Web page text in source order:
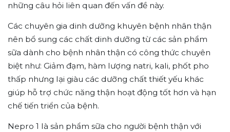
những câu hỏi liên quan đến vấn đề này.
Các chuyên gia dinh dưỡng khuyên bệnh nhân thận
nên bổ sung các chất dinh dưỡng từ các sản phẩm
sữa dành cho bệnh nhân thận có công thức chuyên
biệt như: Giảm đạm, hàm lượng natri, kali, phốt pho
thấp nhưng lại giàu các dưỡng chất thiết yếu khác
giúp hỗ trợ chức năng thận hoạt động tốt hơn và hạn
chế tiến triển của bệnh.
Nepro 1 là sản phẩm sữa cho người bệnh thận với